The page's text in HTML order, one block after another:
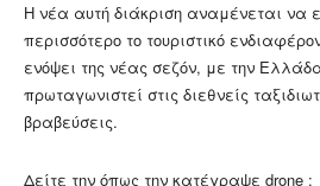
Η νέα αυτή διάκριση αναμένεται να
περισσότερο το τουριστικό
ενόψει της νέας σεζόν, με την
πρωταγωνιστεί στις διεθνείς
βραβεύσεις.
Δείτε την όπως την κατέγραψε drone :